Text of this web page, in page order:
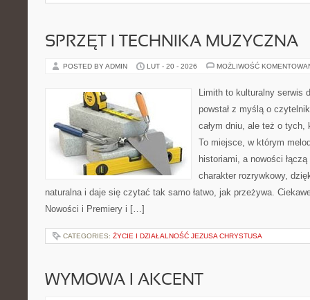
SPRZĘT I TECHNIKA MUZYCZNA
POSTED BY ADMIN LUT - 20 - 2026 MOŻLIWOŚĆ
Limith to kulturalny serwis
powstał z myślą o
całym dniu, ale też o
To miejsce, w którym
historiami, a nowości
charakter rozrywkowy,
naturalna i daje się czytać tak samo łatwo, jak przeżywa.
Nowości i Premiery i […]
CATEGORIES: ŻYCIE I DZIAŁALNOŚĆ JEZUSA CHRYSTUSA
WYMOWA I AKCENT